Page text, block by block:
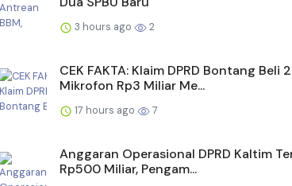
3 hours ago 2
CEK FAKTA: Klaim DPRD Bontang Beli
Mikrofon Rp3 Miliar Me...
17 hours ago 7
Anggaran Operasional DPRD Kaltim
Rp500 Miliar, Pengam...